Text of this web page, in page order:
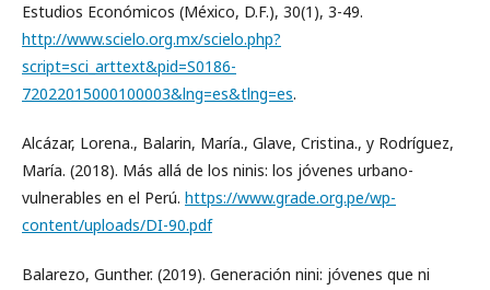
Estudios Económicos (México, D.F.), 30(1), 3-49.
http://www.scielo.org.mx/scielo.php?
script=sci_arttext&pid=S0186-
72022015000100003&lng=es&tlng=es.
Alcázar, Lorena., Balarin, María., Glave, Cristina., y Rodríguez,
María. (2018). Más allá de los ninis: los jóvenes urbano-
vulnerables en el Perú. https://www.grade.org.pe/wp-
content/uploads/DI-90.pdf
Balarezo, Gunther. (2019). Generación nini: jóvenes que ni